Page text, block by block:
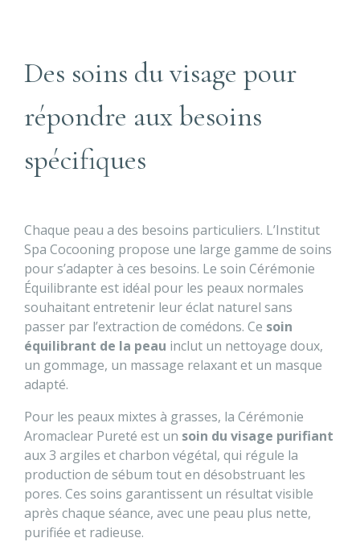
Des soins du visage pour
répondre aux besoins
spécifiques
Chaque peau a des besoins particuliers. L’Institut
Spa Cocooning propose une large gamme de soins
pour s’adapter à ces besoins. Le soin Cérémonie
Équilibrante est idéal pour les peaux normales
souhaitant entretenir leur éclat naturel sans
passer par l’extraction de comédons. Ce soin
équilibrant de la peau inclut un nettoyage doux,
un gommage, un massage relaxant et un masque
adapté.
Pour les peaux mixtes à grasses, la Cérémonie
Aromaclear Pureté est un soin du visage purifiant
aux 3 argiles et charbon végétal, qui régule la
production de sébum tout en désobstruant les
pores. Ces soins garantissent un résultat visible
après chaque séance, avec une peau plus nette,
purifiée et radieuse.